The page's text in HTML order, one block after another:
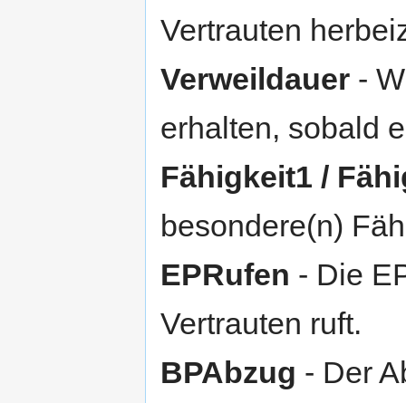
Vertrauten
Verweildauer -
erhalten, sobald
Fähigkeit1 /
besondere(n)
EPRufen - Die
Vertrauten ruft.
BPAbzug - Der